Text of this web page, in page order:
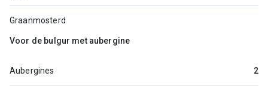
Graanmosterd
Voor de bulgur met aubergine
Aubergines 2